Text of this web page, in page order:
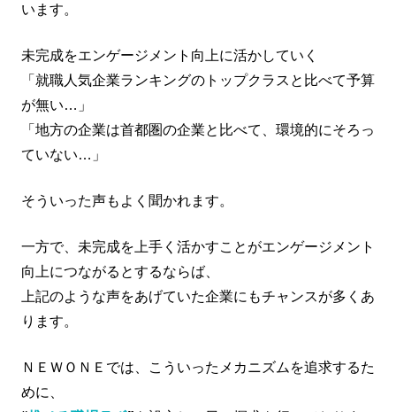
います。
未完成をエンゲージメント向上に活かしていく
「就職人気企業ランキングのトップクラスと比べて予算
が無い…」
「地方の企業は首都圏の企業と比べて、環境的にそろっ
ていない…」
そういった声もよく聞かれます。
一方で、未完成を上手く活かすことがエンゲージメント
向上につながるとするならば、
上記のような声をあげていた企業にもチャンスが多くあ
ります。
ＮＥＷＯＮＥでは、こういったメカニズムを追求するた
めに、